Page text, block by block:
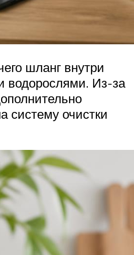
шланг внутри
водорослями. Из-за
систему очистки